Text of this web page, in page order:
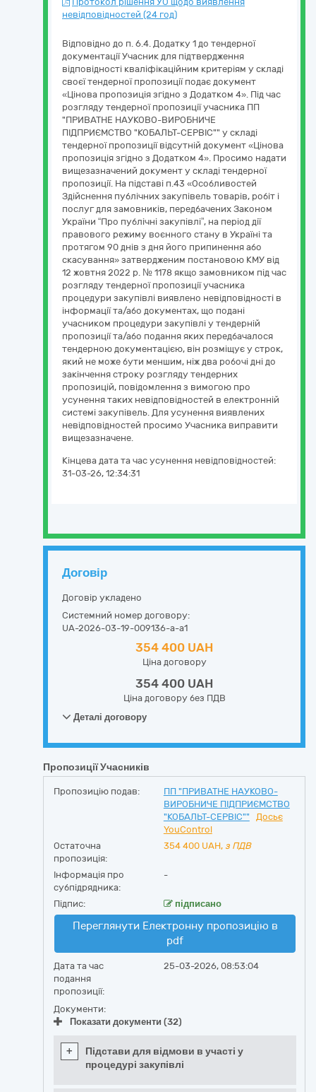
невідповідностей (24 год)
Відповідно до п. 6.4. Додатку 1 до тендерної
документації Учасник для підтвердження
відповідності кваліфікаційним критеріям у складі
своєї тендерної пропозиції подає документ
«Цінова пропозиція згідно з Додатком 4». Під час
розгляду тендерної пропозиції учасника ПП
"ПРИВАТНЕ НАУКОВО-ВИРОБНИЧЕ
ПІДПРИЄМСТВО "КОБАЛЬТ-СЕРВІС"" у складі
тендерної пропозиції відсутній документ «Цінова
пропозиція згідно з Додатком 4». Просимо надати
вищезазначений документ у складі тендерної
пропозиції. На підставі п.43 «Особливостей
Здійснення публічних закупівель товарів, робіт і
послуг для замовників, передбачених Законом
України “Про публічні закупівлі”, на період дії
правового режиму воєнного стану в Україні та
протягом 90 днів з дня його припинення або
скасування» затвердженим постановою КМУ від
12 жовтня 2022 р. № 1178 якщо замовником під час
розгляду тендерної пропозиції учасника
процедури закупівлі виявлено невідповідності в
інформації та/або документах, що подані
учасником процедури закупівлі у тендерній
пропозиції та/або подання яких передбачалося
тендерною документацією, він розміщує у строк,
який не може бути меншим, ніж два робочі дні до
закінчення строку розгляду тендерних
пропозицій, повідомлення з вимогою про
усунення таких невідповідностей в електронній
системі закупівель. Для усунення виявлених
невідповідностей просимо Учасника виправити
вищезазначене.
Кінцева дата та час усунення невідповідностей:
31-03-26, 12:34:31
Договір
Договір укладено
Системний номер договору:
UA-2026-03-19-009136-a-a1
354 400 UAH
Ціна договору
354 400 UAH
Ціна договору без ПДВ
Деталі договору
Пропозиції Учасників
Пропозицію подав:
ПП "ПРИВАТНЕ НАУКОВО-
ВИРОБНИЧЕ ПІДПРИЄМСТВО
"КОБАЛЬТ-СЕРВІС""
Досьє
YouControl
Остаточна
пропозиція:
354 400 UAH, з ПДВ
Інформація про
субпідрядника:
-
Підпис: підписано
Переглянути Електронну пропозицію в
pdf
Дата та час
подання
пропозиції:
25-03-2026, 08:53:04
Документи:
Показати документи (32)
+
Підстави для відмови в участі у
процедурі закупівлі